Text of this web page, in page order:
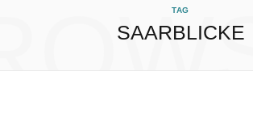
TAG
SAARBLICKE